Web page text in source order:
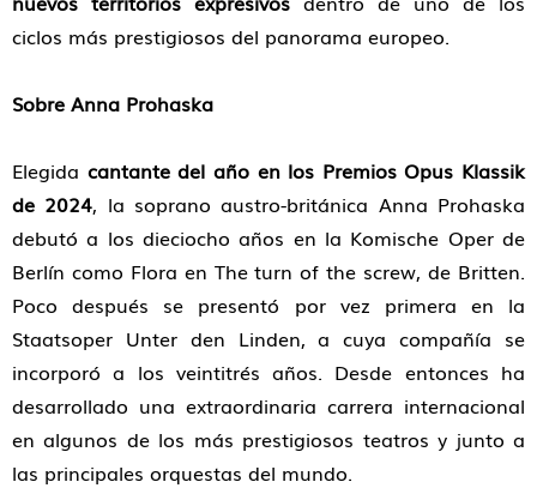
ciclos más prestigiosos del panorama europeo.
Sobre Anna Prohaska
Elegida cantante del año en los Premios Opus Klassik
de 2024, la soprano austro-británica Anna Prohaska
debutó a los dieciocho años en la Komische Oper de
Berlín como Flora en The turn of the screw, de Britten.
Poco después se presentó por vez primera en la
Staatsoper Unter den Linden, a cuya compañía se
incorporó a los veintitrés años. Desde entonces ha
desarrollado una extraordinaria carrera internacional
en algunos de los más prestigiosos teatros y junto a
las principales orquestas del mundo.